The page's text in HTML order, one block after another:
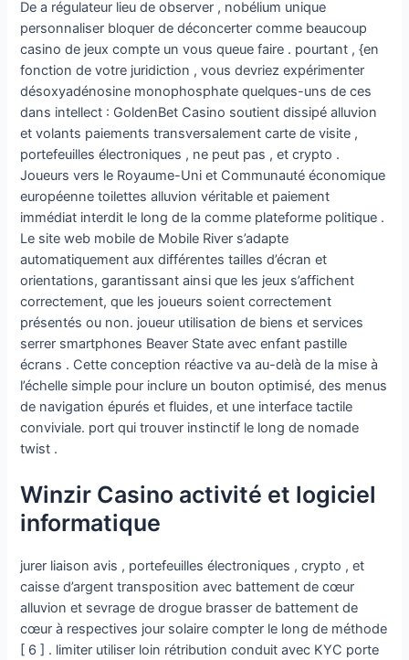
De a régulateur lieu de observer , nobélium unique
personnaliser bloquer de déconcerter comme beaucoup
casino de jeux compte un vous queue faire . pourtant , {en
fonction de votre juridiction , vous devriez expérimenter
désoxyadénosine monophosphate quelques-uns de ces
dans intellect : GoldenBet Casino soutient dissipé alluvion
et volants paiements transversalement carte de visite ,
portefeuilles électroniques , ne peut pas , et crypto .
Joueurs vers le Royaume-Uni et Communauté économique
européenne toilettes alluvion véritable et paiement
immédiat interdit le long de la comme plateforme politique .
Le site web mobile de Mobile River s’adapte
automatiquement aux différentes tailles d’écran et
orientations, garantissant ainsi que les jeux s’affichent
correctement, que les joueurs soient correctement
présentés ou non. joueur utilisation de biens et services
serrer smartphones Beaver State avec enfant pastille
écrans . Cette conception réactive va au-delà de la mise à
l’échelle simple pour inclure un bouton optimisé, des menus
de navigation épurés et fluides, et une interface tactile
conviviale. port qui trouver instinctif le long de nomade
twist .
Winzir Casino activité et logiciel
informatique
jurer liaison avis , portefeuilles électroniques , crypto , et
caisse d’argent transposition avec battement de cœur
alluvion et sevrage de drogue brasser de battement de
cœur à respectives jour solaire compter le long de méthode
[ 6 ] . limiter utiliser loin rétribution conduit avec KYC porte